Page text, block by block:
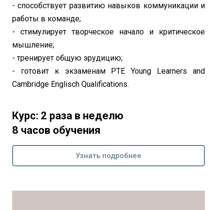
- способствует развитию навыков коммуникации и
работы в команде;
- стимулирует творческое начало и критическое
мышление;
- тренирует общую эрудицию;
- готовит к экзаменам PTE Young Learners and
Cambridge Englisch Qualifications.
Курс: 2 раза в неделю
8 часов обучения
Узнать подробнее